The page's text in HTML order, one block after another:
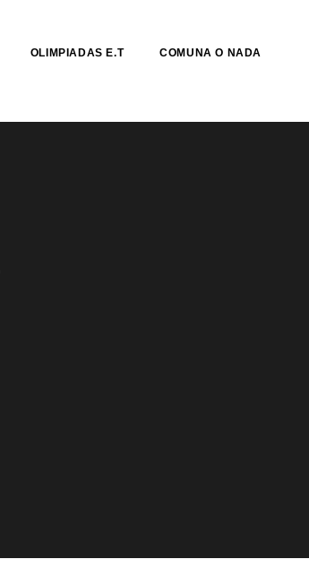
OLIMPIADAS E.T COMUNA O NADA